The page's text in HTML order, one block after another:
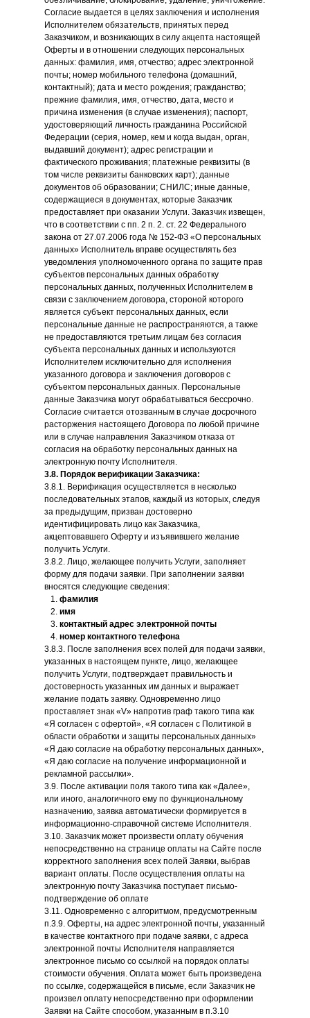
Согласие выдается в целях заключения и исполнения
Исполнителем обязательств, принятых перед
Заказчиком, и возникающих в силу акцепта настоящей
Оферты и в отношении следующих персональных
данных: фамилия, имя, отчество; адрес электронной
почты; номер мобильного телефона (домашний,
контактный); дата и место рождения; гражданство;
прежние фамилия, имя, отчество, дата, место и
причина изменения (в случае изменения); паспорт,
удостоверяющий личность гражданина Российской
Федерации (серия, номер, кем и когда выдан, орган,
выдавший документ); адрес регистрации и
фактического проживания; платежные реквизиты (в
том числе реквизиты банковских карт); данные
документов об образовании; СНИЛС; иные данные,
содержащиеся в документах, которые Заказчик
предоставляет при оказании Услуги. Заказчик извещен,
что в соответствии с пп. 2 п. 2. ст. 22 Федерального
закона от 27.07.2006 года № 152-ФЗ «О персональных
данных» Исполнитель вправе осуществлять без
уведомления уполномоченного органа по защите прав
субъектов персональных данных обработку
персональных данных, полученных Исполнителем в
связи с заключением договора, стороной которого
является субъект персональных данных, если
персональные данные не распространяются, а также
не предоставляются третьим лицам без согласия
субъекта персональных данных и используются
Исполнителем исключительно для исполнения
указанного договора и заключения договоров с
субъектом персональных данных. Персональные
данные Заказчика могут обрабатываться бессрочно.
Согласие считается отозванным в случае досрочного
расторжения настоящего Договора по любой причине
или в случае направления Заказчиком отказа от
согласия на обработку персональных данных на
электронную почту Исполнителя.
3.8. Порядок верификации Заказчика:
3.8.1. Верификация осуществляется в несколько
последовательных этапов, каждый из которых, следуя
за предыдущим, призван достоверно
идентифицировать лицо как Заказчика,
акцептовавшего Оферту и изъявившего желание
получить Услуги.
3.8.2. Лицо, желающее получить Услуги, заполняет
форму для подачи заявки. При заполнении заявки
вносятся следующие сведения:
фамилия
имя
контактный адрес электронной почты
номер контактного телефона
3.8.3. После заполнения всех полей для подачи заявки,
указанных в настоящем пункте, лицо, желающее
получить Услуги, подтверждает правильность и
достоверность указанных им данных и выражает
желание подать заявку. Одновременно лицо
проставляет знак «V» напротив граф такого типа как
«Я согласен с офертой», «Я согласен с Политикой в
области обработки и защиты персональных данных»
«Я даю согласие на обработку персональных данных»,
«Я даю согласие на получение информационной и
рекламной рассылки».
3.9. После активации поля такого типа как «Далее»,
или иного, аналогичного ему по функциональному
назначению, заявка автоматически формируется в
информационно-справочной системе Исполнителя.
3.10. Заказчик может произвести оплату обучения
непосредственно на странице оплаты на Сайте после
корректного заполнения всех полей Заявки, выбрав
вариант оплаты. После осуществления оплаты на
электронную почту Заказчика поступает письмо-
подтверждение об оплате
3.11. Одновременно с алгоритмом, предусмотренным
п.3.9. Оферты, на адрес электронной почты, указанный
в качестве контактного при подаче заявки, с адреса
электронной почты Исполнителя направляется
электронное письмо со ссылкой на порядок оплаты
стоимости обучения. Оплата может быть произведена
по ссылке, содержащейся в письме, если Заказчик не
произвел оплату непосредственно при оформлении
Заявки на Сайте способом, указанным в п.3.10